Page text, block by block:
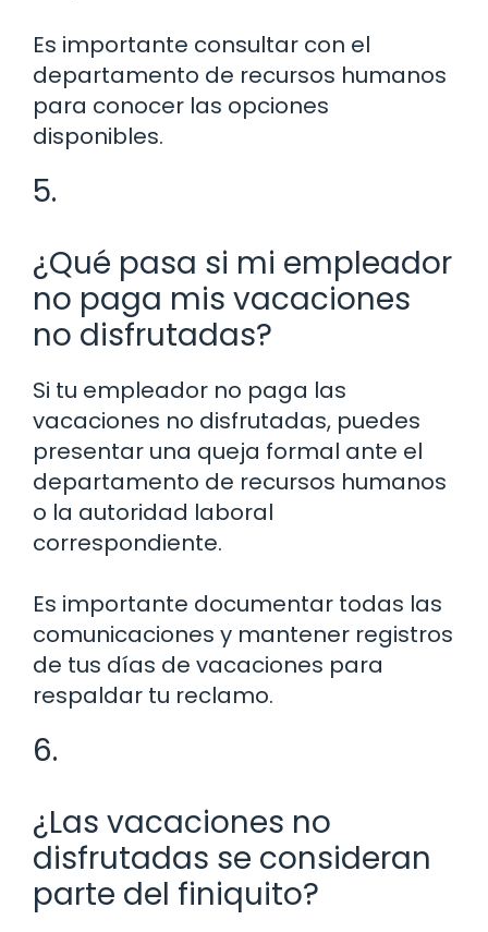
Es importante consultar con el
departamento de recursos humanos
para conocer las opciones
disponibles.
5.
¿Qué pasa si mi empleador
no paga mis vacaciones
no disfrutadas?
Si tu empleador no paga las
vacaciones no disfrutadas, puedes
presentar una queja formal ante el
departamento de recursos humanos
o la autoridad laboral
correspondiente.
Es importante documentar todas las
comunicaciones y mantener registros
de tus días de vacaciones para
respaldar tu reclamo.
6.
¿Las vacaciones no
disfrutadas se consideran
parte del finiquito?